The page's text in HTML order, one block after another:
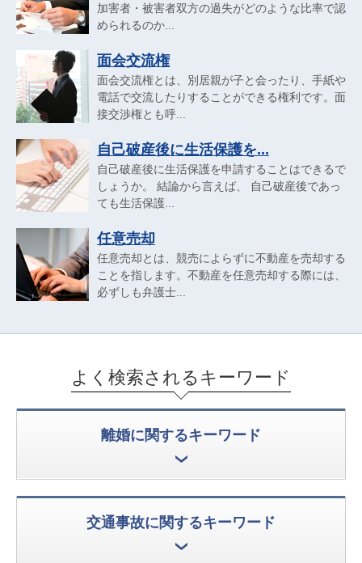
加害者・被害者双方の過失がどのような比率で認
められるのか...
面会交流権
面会交流権とは、別居親が子と会ったり、手紙や
電話で交流したりすることができる権利です。面
接交渉権とも呼...
自己破産後に生活保護を...
自己破産後に生活保護を申請することはできるで
しょうか。 結論から言えば、 自己破産後であっ
ても生活保護...
任意売却
任意売却とは、競売によらずに不動産を売却する
ことを指します。不動産を任意売却する際には、
必ずしも弁護士...
よく検索されるキーワード
離婚に関するキーワード
交通事故に関するキーワード